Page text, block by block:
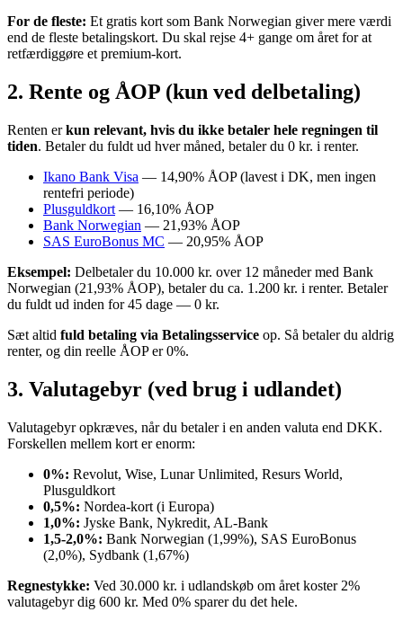
For de fleste: Et gratis kort som Bank Norwegian giver mere værdi
end de fleste betalingskort. Du skal rejse 4+ gange om året for at
retfærdiggøre et premium-kort.
2. Rente og ÅOP (kun ved delbetaling)
Renten erkun relevant, hvis du ikke betaler hele regningen til
tiden. Betaler du fuldt ud hver måned, betaler du 0 kr. i renter.
Ikano Bank Visa — 14,90% ÅOP (lavest i DK, men ingen
rentefri periode)
Plusguldkort — 16,10% ÅOP
Bank Norwegian — 21,93% ÅOP
SAS EuroBonus MC — 20,95% ÅOP
Eksempel: Delbetaler du 10.000 kr. over 12 måneder med Bank
Norwegian (21,93% ÅOP), betaler du ca. 1.200 kr. i renter. Betaler
du fuldt ud inden for 45 dage — 0 kr.
Sæt altid fuld betaling via Betalingsservice op. Så betaler du aldrig
renter, og din reelle ÅOP er 0%.
3. Valutagebyr (ved brug i udlandet)
Valutagebyr opkræves, når du betaler i en anden valuta end DKK.
Forskellen mellem kort er enorm:
0%: Revolut, Wise, Lunar Unlimited, Resurs World,
Plusguldkort
0,5%: Nordea-kort (i Europa)
1,0%: Jyske Bank, Nykredit, AL-Bank
1,5-2,0%: Bank Norwegian (1,99%), SAS EuroBonus
(2,0%), Sydbank (1,67%)
Regnestykke: Ved 30.000 kr. i udlandskøb om året koster 2%
valutagebyr dig 600 kr. Med 0% sparer du det hele.